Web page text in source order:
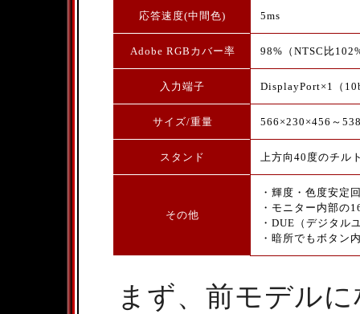
応答速度(中間色) 5ms
Adobe RGBカバー率 98%（NTSC比
入力端子 DisplayPort×1（
サイズ/重量 566×230×456～
スタンド 上方向40度のチル
その他
・輝度・色度安定
・モニター内部の
・DUE（デジタル
・暗所でもボタン
まず、前モデルに